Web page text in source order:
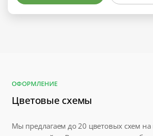
ОФОРМЛЕНИЕ
Цветовые схемы
Мы предлагаем до 20 цветовых схем